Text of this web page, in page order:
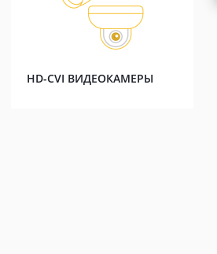
HD-CVI ВИДЕОКАМЕРЫ